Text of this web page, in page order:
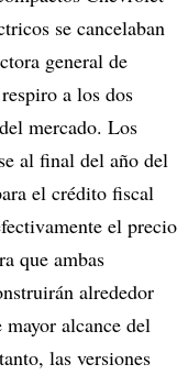
se cancelaban
general de
a los dos
mercado. Los
al final del año del
el crédito fiscal
el precio
que ambas
alrededor
alcance del
las versiones